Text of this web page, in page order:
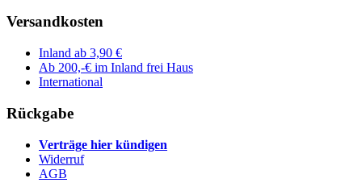
Versandkosten
Inland ab 3,90 €
Ab 200,-€ im Inland frei Haus
International
Rückgabe
Verträge hier kündigen
Widerruf
AGB